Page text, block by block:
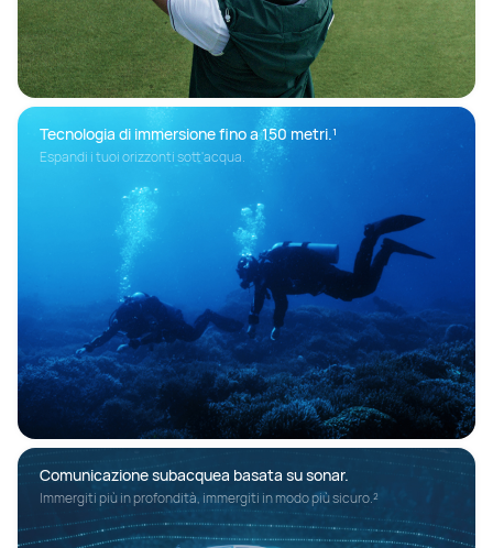
Tecnologia di immersione fino a 150 metri.¹
Comunicazione subacquea basata su sonar.
Immergiti più in profondità, immergiti in modo più sicuro.²